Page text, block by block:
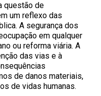
questão de
um reflexo das
A segurança dos
em qualquer
ou reforma viária. A
das vias e à
de danos materiais,
de vidas humanas.